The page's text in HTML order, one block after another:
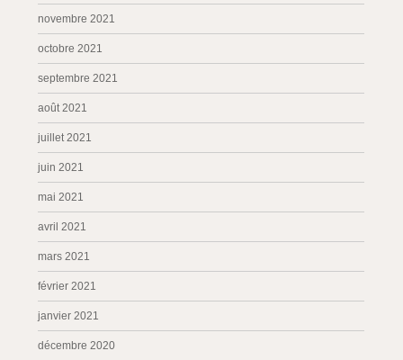
novembre 2021
octobre 2021
septembre 2021
août 2021
juillet 2021
juin 2021
mai 2021
avril 2021
mars 2021
février 2021
janvier 2021
décembre 2020